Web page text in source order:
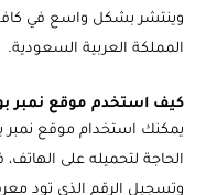
وينتشر بشكل واسع في كافة
المملكة العربية السعودية.
كيف استخدم موقع نمبر
يمكنك استخدام موقع
الحاجة لتحميله على
وتسجيل الرقم الذي تود